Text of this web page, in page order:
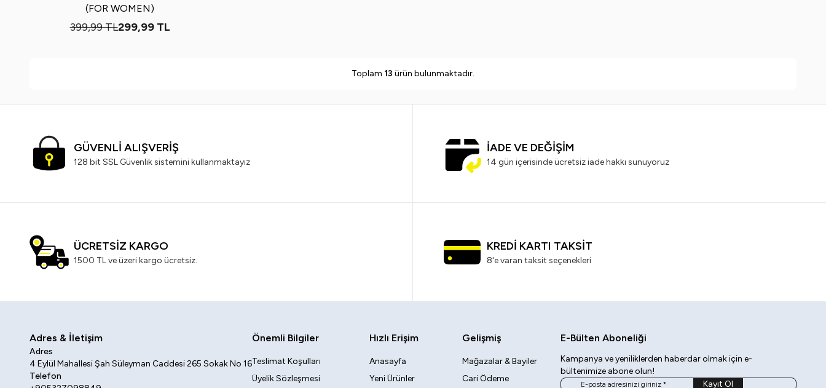
(FOR WOMEN)
399,99TL299,99TL
Toplam 13 ürün bulunmaktadır.
GÜVENLİ ALIŞVERİŞ
128 bit SSL Güvenlik sistemini kullanmaktayız
İADE VE DEĞİŞİM
14 gün içerisinde ücretsiz iade hakkı sunuyoruz
ÜCRETSİZ KARGO
1500 TL ve üzeri kargo ücretsiz.
KREDİ KARTI TAKSİT
8'e varan taksit seçenekleri
Adres & İletişim
Adres
4 Eylül Mahallesi Şah Süleyman Caddesi 265 Sokak No 16
Telefon
Önemli Bilgiler
Teslimat Koşulları
Üyelik Sözleşmesi
Hızlı Erişim
Anasayfa
Yeni Ürünler
Gelişmiş
Mağazalar & Bayiler
Cari Ödeme
E-Bülten Aboneliği
Kampanya ve yeniliklerden haberdar olmak için e-
bültenimize abone olun!
Kayıt Ol